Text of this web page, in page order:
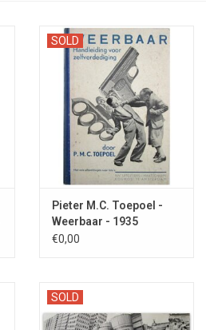
SOLD
Pieter M.C. Toepoel -
Weerbaar - 1935
€0,00
SOLD